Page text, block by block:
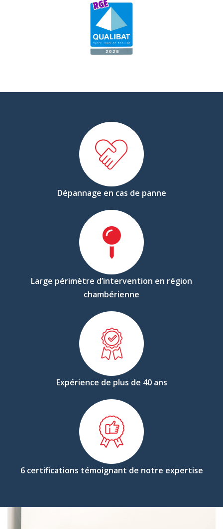
Dépannage en cas de panne
Large périmètre d’intervention en région
chambérienne
Expérience de plus de 40 ans
6 certifications témoignant de notre expertise